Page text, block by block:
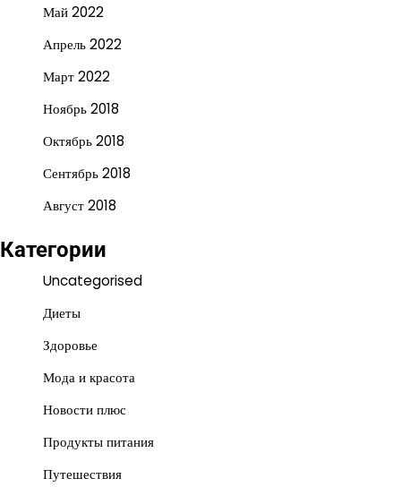
Май 2022
Апрель 2022
Март 2022
Ноябрь 2018
Октябрь 2018
Сентябрь 2018
Август 2018
Категории
Uncategorised
Диеты
Здоровье
Мода и красота
Новости плюс
Продукты питания
Путешествия